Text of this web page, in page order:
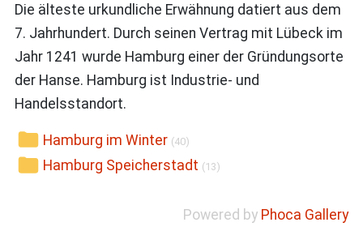
Die älteste urkundliche Erwähnung datiert aus dem
7. Jahrhundert. Durch seinen Vertrag mit Lübeck im
Jahr 1241 wurde Hamburg einer der Gründungsorte
der Hanse. Hamburg ist Industrie- und
Handelsstandort.
Hamburg im Winter (40)
Hamburg Speicherstadt (13)
Powered by Phoca Gallery